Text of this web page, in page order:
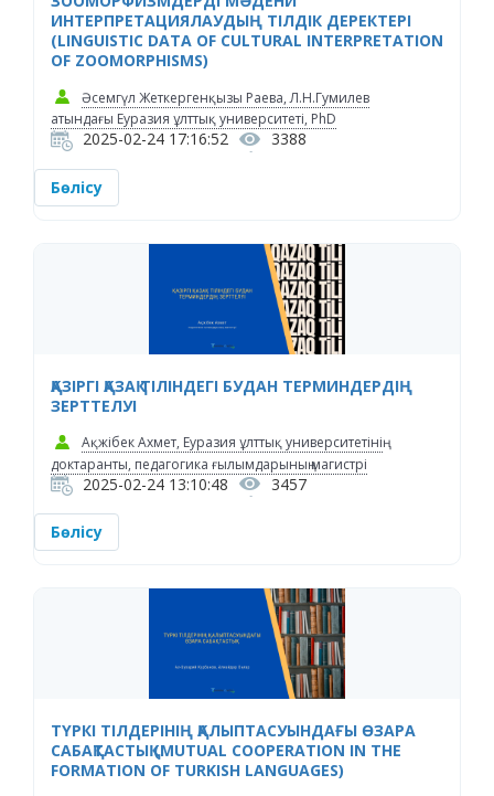
ИНТЕРПРЕТАЦИЯЛАУДЫҢ ТІЛДІК ДЕРЕКТЕРІ
(LINGUISTIC DATA OF CULTURAL INTERPRETATION
OF ZOOMORPHISMS)
Әсемгүл Жеткергенқызы Раева, Л.Н.Гумилев
атындағы Еуразия ұлттық университеті, PhD
2025-02-24 17:16:52 3388
Бөлісу
ҚАЗІРГІ ҚАЗАҚ ТІЛІНДЕГІ БУДАН ТЕРМИНДЕРДІҢ
ЗЕРТТЕЛУІ
Ақжібек Ахмет, Еуразия ұлттық университетінің
доктаранты, педагогика ғылымдарының магистрі
2025-02-24 13:10:48 3457
Бөлісу
ТҮРКІ ТІЛДЕРІНІҢ ҚАЛЫПТАСУЫНДАҒЫ ӨЗАРА
САБАҚТАСТЫҚ (MUTUAL COOPERATION IN THE
FORMATION OF TURKISH LANGUAGES)